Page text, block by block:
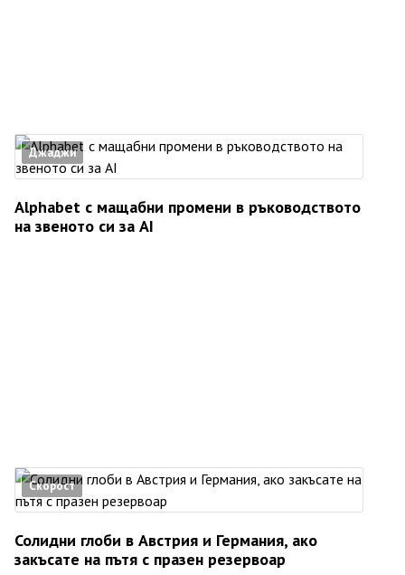
Джаджи
Alphabet с мащабни промени в ръководството
на звеното си за AI
Скорост
Солидни глоби в Австрия и Германия, ако
закъсате на пътя с празен резервоар